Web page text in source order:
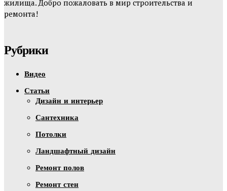
жилища. Добро пожаловать в мир строительства и
ремонта!
Рубрики
Видео
Статьи
Дизайн и интерьер
Сантехника
Потолки
Ландшафтный дизайн
Ремонт полов
Ремонт стен